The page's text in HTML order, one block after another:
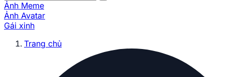
Ảnh Meme
Ảnh Avatar
Gái xinh
Trang chủ